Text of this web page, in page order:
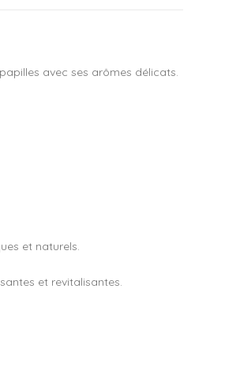
avec ses arômes délicats.
et naturels.
et revitalisantes.